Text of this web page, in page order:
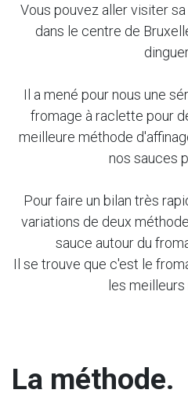
Vous pouvez aller visiter
dans le centre de
Il a mené pour nous une
fromage à raclette pour
meilleure méthode
nos sauces
Pour faire un bilan très
variations de deux
sauce autour du
Il se trouve que c'est le
les
La méthode.